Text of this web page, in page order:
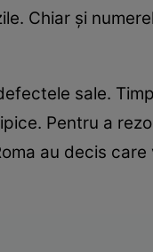
Chiar şi
sale.
Pentru a
au decis